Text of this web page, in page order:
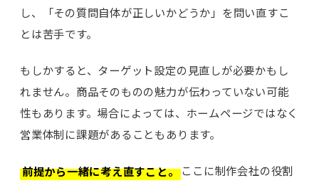
し、「その質問自体が正しいかどうか」を問い直すこ
とは苦手です。
もしかすると、ターゲット設定の見直しが必要かもし
れません。商品そのものの魅力が伝わっていない可能
性もあります。場合によっては、ホームページではなく
営業体制に課題があることもあります。
前提から一緒に考え直すこと。 ここに制作会社の役割